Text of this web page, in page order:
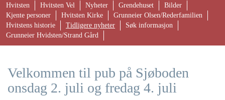
Hvitsten Hvitsten Vel Nyheter Grendehuset
Bilder
Kjente personer
Hvitsten Kirke
Grunneier Olsen/Rederfamilien
Hvitstens historie
Tidligere nyheter
Søk informasjon
Grunneier Hvidsten/Strand Gård
Velkommen til pub på Sjøboden
onsdag 2. juli og fredag 4. juli